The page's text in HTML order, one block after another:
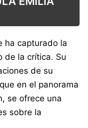
ha capturado la
de la crítica. Su
de su
en el panorama
se ofrece una
sobre la